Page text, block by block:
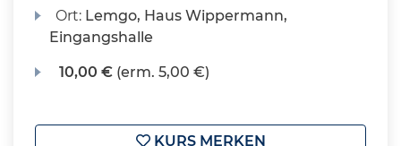
Ort: Lemgo, Haus Wippermann,
Eingangshalle
10,00 € (erm. 5,00 €)
KURS MERKEN